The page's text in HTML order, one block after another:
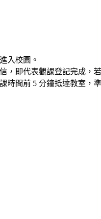
入校園。
，即代表觀課登記完成，
時間前 5 分鐘抵達教室，